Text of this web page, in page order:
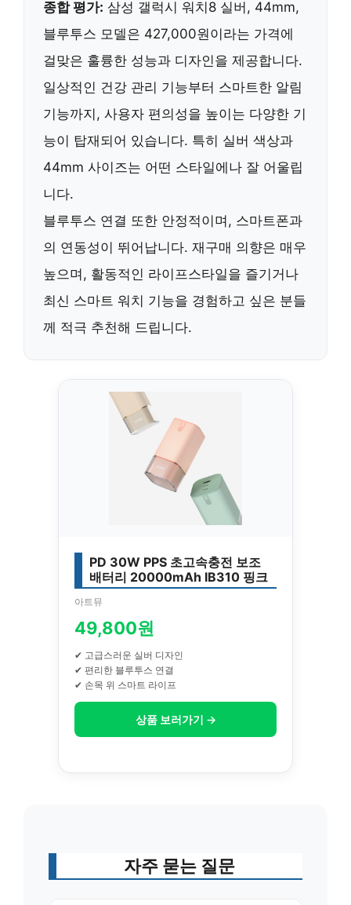
종합 평가: 삼성 갤럭시 워치8 실버, 44mm,
블루투스 모델은 427,000원이라는 가격에
걸맞은 훌륭한 성능과 디자인을 제공합니다.
일상적인 건강 관리 기능부터 스마트한 알림
기능까지, 사용자 편의성을 높이는 다양한 기
능이 탑재되어 있습니다. 특히 실버 색상과
44mm 사이즈는 어떤 스타일에나 잘 어울립
니다.
블루투스 연결 또한 안정적이며, 스마트폰과
의 연동성이 뛰어납니다. 재구매 의향은 매우
높으며, 활동적인 라이프스타일을 즐기거나
최신 스마트 워치 기능을 경험하고 싶은 분들
께 적극 추천해 드립니다.
PD 30W PPS 초고속충전 보조
배터리 20000mAh IB310 핑크
아트뮤
49,800원
✔ 고급스러운 실버 디자인
✔ 편리한 블루투스 연결
✔ 손목 위 스마트 라이프
상품 보러가기 →
자주 묻는 질문